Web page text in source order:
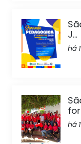
J...
há
há